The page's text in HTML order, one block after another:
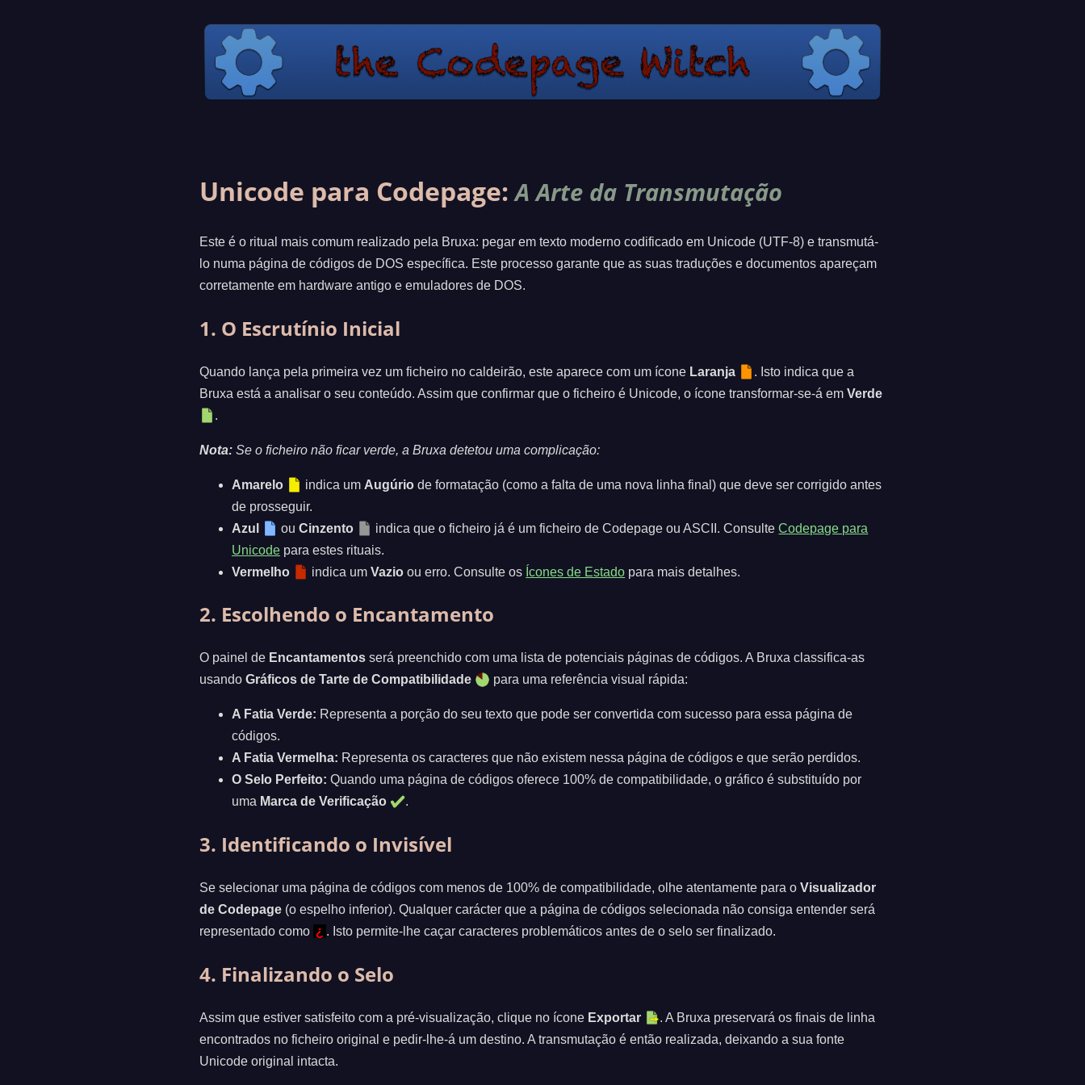
Unicode para Codepage:A Arte da Transmutação
Este é o ritual mais comum realizado pela Bruxa: pegar em texto moderno codificado em Unicode (UTF-8) e transmutá-
lo numa página de códigos de DOS específica. Este processo garante que as suas traduções e documentos apareçam
corretamente em hardware antigo e emuladores de DOS.
1. O Escrutínio Inicial
Quando lança pela primeira vez um ficheiro no caldeirão, este aparece com um ícone Laranja
. Isto indica que a
Bruxa está a analisar o seu conteúdo. Assim que confirmar que o ficheiro é Unicode, o ícone transformar-se-á em Verde
.
Nota: Se o ficheiro não ficar verde, a Bruxa detetou uma complicação:
Amarelo indica um Augúrio de formatação (como a falta de uma nova linha final) que deve ser corrigido antes
de prosseguir.
Azul
ouCinzento indica que o ficheiro já é um ficheiro de Codepage ou ASCII. ConsulteCodepage para
Unicode para estes rituais.
Vermelho
indica umVazio ou erro. Consulte os Ícones de Estado para mais detalhes.
2. Escolhendo o Encantamento
O painel de Encantamentos será preenchido com uma lista de potenciais páginas de códigos. A Bruxa classifica-as
usando Gráficos de Tarte de Compatibilidade para uma referência visual rápida:
A Fatia Verde: Representa a porção do seu texto que pode ser convertida com sucesso para essa página de
códigos.
A Fatia Vermelha: Representa os caracteres que não existem nessa página de códigos e que serão perdidos.
O Selo Perfeito: Quando uma página de códigos oferece 100% de compatibilidade, o gráfico é substituído por
uma Marca de Verificação .
3. Identificando o Invisível
Se selecionar uma página de códigos com menos de 100% de compatibilidade, olhe atentamente para o Visualizador
de Codepage (o espelho inferior). Qualquer carácter que a página de códigos selecionada não consiga entender será
representado como ¿ . Isto permite-lhe caçar caracteres problemáticos antes de o selo ser finalizado.
4. Finalizando o Selo
Assim que estiver satisfeito com a pré-visualização, clique no ícone Exportar
. A Bruxa preservará os finais de linha
encontrados no ficheiro original e pedir-lhe-á um destino. A transmutação é então realizada, deixando a sua fonte
Unicode original intacta.